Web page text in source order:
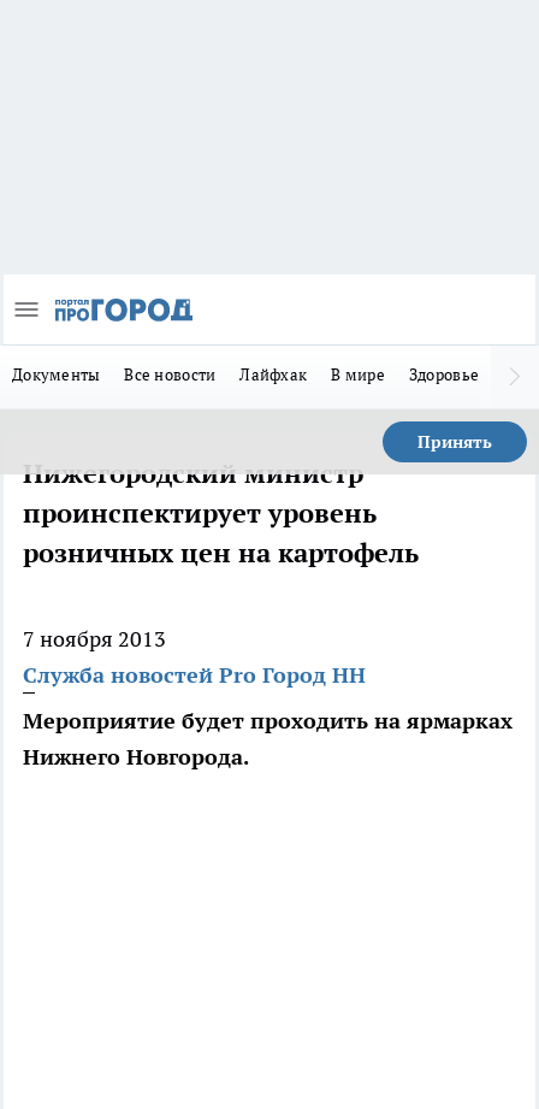
Документы Все новости Лайфхак В мире Здоровье
Принять
Нижегородский министр
проинспектирует уровень
розничных цен на картофель
7 ноября 2013
Служба новостей Pro Город НН
Мероприятие будет проходить на ярмарках
Нижнего Новгорода.